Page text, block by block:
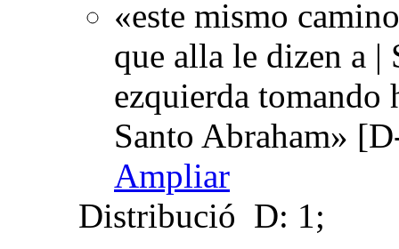
«este mismo
que alla le dizen a |
ezquierda tomando
Santo Abraham»
Ampliar
Distribució D: 1;